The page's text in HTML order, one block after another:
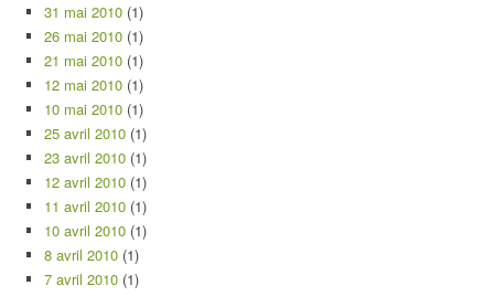
31 mai 2010 (1)
26 mai 2010 (1)
21 mai 2010 (1)
12 mai 2010 (1)
10 mai 2010 (1)
25 avril 2010 (1)
23 avril 2010 (1)
12 avril 2010 (1)
11 avril 2010 (1)
10 avril 2010 (1)
8 avril 2010 (1)
7 avril 2010 (1)